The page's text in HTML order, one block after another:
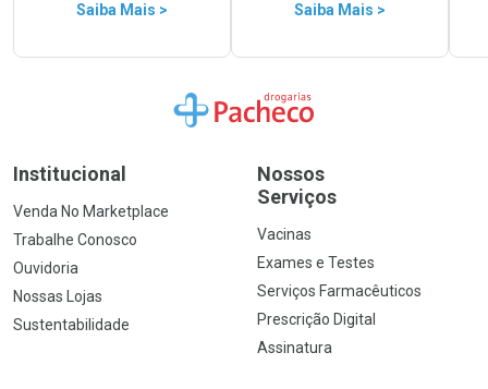
Saiba Mais > Saiba Mais >
Ir para a Home
Institucional
Venda No Marketplace
Trabalhe Conosco
Ouvidoria
Nossas Lojas
Sustentabilidade
Nossos
Serviços
Vacinas
Exames e Testes
Serviços Farmacêuticos
Prescrição Digital
Assinatura